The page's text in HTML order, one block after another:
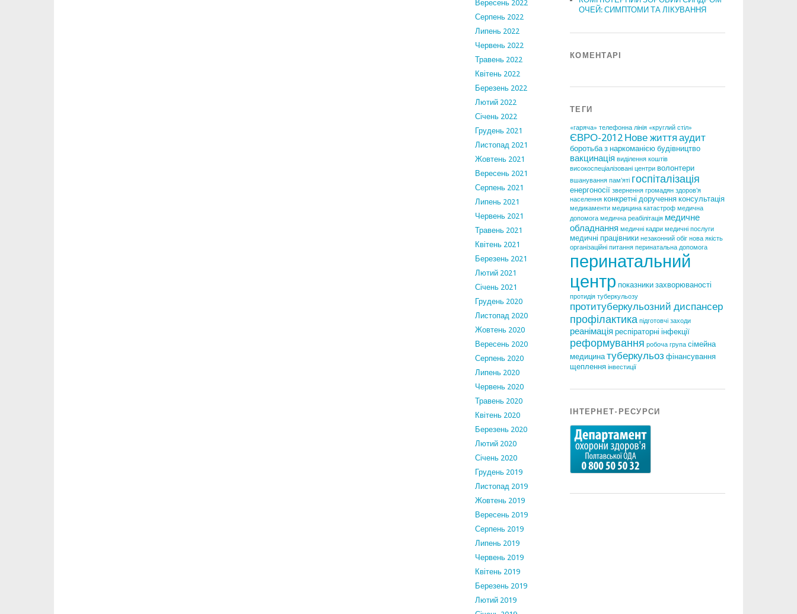
Вересень 2022
Серпень 2022
Липень 2022
Червень 2022
Травень 2022
Квітень 2022
Березень 2022
Лютий 2022
Січень 2022
Грудень 2021
Листопад 2021
Жовтень 2021
Вересень 2021
Серпень 2021
Липень 2021
Червень 2021
Травень 2021
Квітень 2021
Березень 2021
Лютий 2021
Січень 2021
Грудень 2020
Листопад 2020
Жовтень 2020
Вересень 2020
Серпень 2020
Липень 2020
Червень 2020
Травень 2020
Квітень 2020
Березень 2020
Лютий 2020
Січень 2020
Грудень 2019
Листопад 2019
Жовтень 2019
Вересень 2019
Серпень 2019
Липень 2019
Червень 2019
Квітень 2019
Березень 2019
Лютий 2019
ОЧЕЙ: СИМПТОМИ ТА ЛІКУВАННЯ
КОМЕНТАРІ
ТЕГИ
«гаряча» телефонна лінія «круглий стіл»
ЄВРО-2012 Нове життя аудит
боротьба з наркоманією будівництво
вакцинація виділення коштів
високоспеціалізовані центри волонтери
вшанування пам'яті госпіталізація
енергоносії звернення громадян здоров'я
населення конкретні доручення консультація
медикаменти медицина катастроф медична
допомога медична реабілітація медичне
обладнання медичні кадри медичні послуги
медичні працівники незаконний обіг нова якість
організаційні питання перинатальна допомога
перинатальний
центр показники захворюваності
протидія туберкульозу
протитуберкульозний диспансер
профілактика підготовчі заходи
реанімація респіраторні інфекції
реформування робоча група сімейна
медицина туберкульоз фінансування
щеплення інвестиції
ІНТЕРНЕТ-РЕСУРСИ